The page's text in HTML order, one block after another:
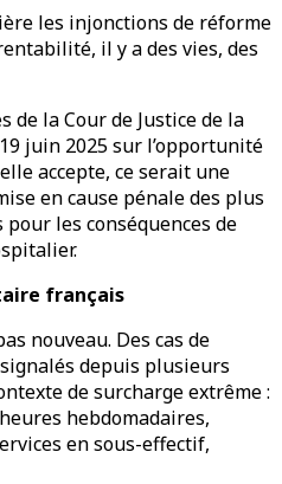
les injonctions de réforme
il y a des vies, des
de la Cour de Justice de la
juin 2025 sur l’opportunité
accepte, ce serait une
en cause pénale des plus
les conséquences de
français
nouveau. Des cas de
depuis plusieurs
de surcharge extrême :
hebdomadaires,
en sous-effectif,